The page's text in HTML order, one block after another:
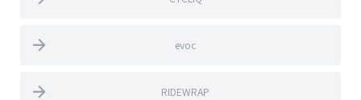
evoc
RIDEWRAP